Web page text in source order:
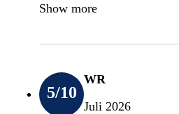
Show more
5/10
WR
Juli 2026